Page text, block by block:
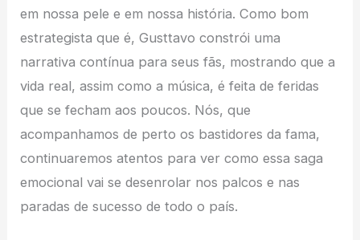
em nossa pele e em nossa história. Como bom
estrategista que é, Gusttavo constrói uma
narrativa contínua para seus fãs, mostrando que a
vida real, assim como a música, é feita de feridas
que se fecham aos poucos. Nós, que
acompanhamos de perto os bastidores da fama,
continuaremos atentos para ver como essa saga
emocional vai se desenrolar nos palcos e nas
paradas de sucesso de todo o país.